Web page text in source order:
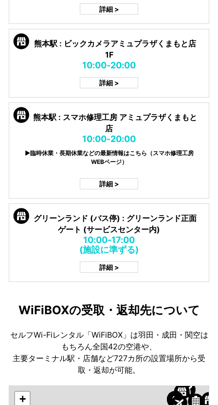
詳細 >
熊本駅 : ビックカメラアミュプラザくまもと店
1F
10:00-20:00
詳細 >
熊本駅 : スマホ修理工房 アミュプラザくまもと
店
10:00-20:00
▶臨時休業・長期休業などの最新情報はこちら（スマホ修理工房
WEBページ）
詳細 >
グリーンランド (バス停) : グリーンランド正面
ゲート (サービスセンター内)
10:00-17:00
(施設に準ずる)
詳細 >
WiFiBOXの受取・返却先について
セルフWi-Fiレンタル「WiFiBOX」は羽田・成田・関空は
もちろん全国42の空港や、
主要ターミナル駅・店舗など727カ所の設置場所から受
取・返却が可能。
+